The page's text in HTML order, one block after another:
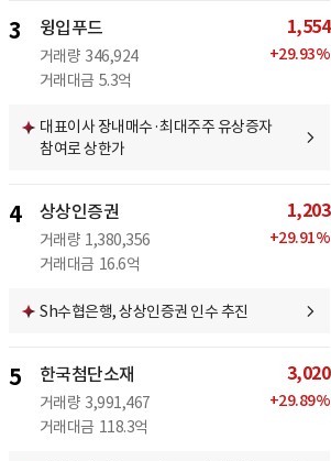
3 윙입푸드
거래량 346,924
거래대금 5.3억
1,554
+29.93%
대표이사 장내매수·최대주주 유상증자
참여로 상한가
4 상상인증권
거래량 1,380,356
거래대금 16.6억
1,203
+29.91%
Sh수협은행, 상상인증권 인수 추진
5 한국첨단소재
거래량 3,991,467
거래대금 118.3억
3,020
+29.89%